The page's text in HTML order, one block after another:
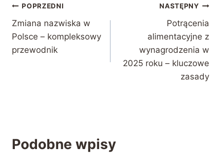
Nawigacja
wpisu
POPRZEDNI
Zmiana nazwiska w
Polsce – kompleksowy
przewodnik
NASTĘPNY
Potrącenia
alimentacyjne z
wynagrodzenia w
2025 roku – kluczowe
zasady
Podobne wpisy